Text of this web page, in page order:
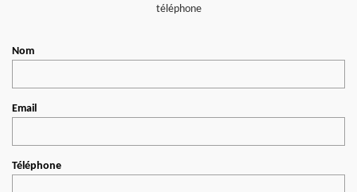
téléphone
Nom
Email
Téléphone